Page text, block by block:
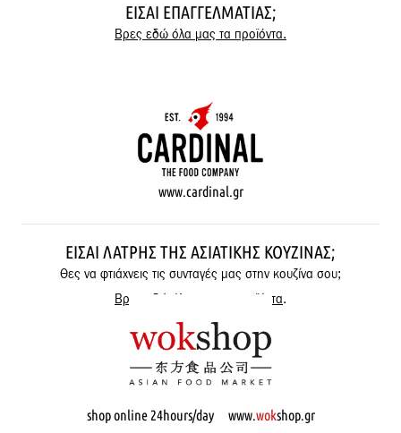
ΕΊΣΑΙ ΕΠΑΓΓΕΛΜΑΤΊΑΣ;
Βρες εδώ όλα μας τα προϊόντα.
www.cardinal.gr
ΕΊΣΑΙ ΛΆΤΡΗΣ ΤΗΣ ΑΣΙΑΤΙΚΉΣ ΚΟΥΖΊΝΑΣ;
Θες να φτιάχνεις τις συνταγές μας στην κουζίνα σου;
Βρες εδώ όλα μας τα προϊόντα.
shop online 24hours/day www.wokshop.gr